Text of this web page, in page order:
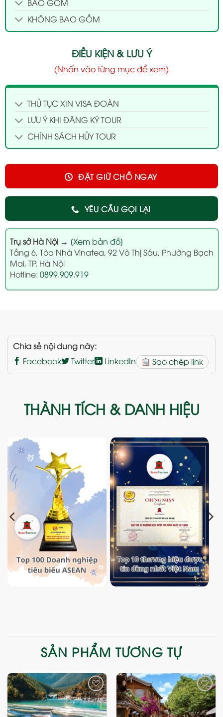
BAO GỒM
KHÔNG BAO GỒM
ĐIỀU KIỆN & LƯU Ý
(Nhấn vào từng mục để xem)
THỦ TỤC XIN VISA ĐOÀN
LƯU Ý KHI ĐĂNG KÝ TOUR
CHÍNH SÁCH HỦY TOUR
YÊU CẦU GỌI LẠI
ĐẶT GIỮ CHỖ NGAY
Trụ sở Hà Nội→ [Xem bản đồ]
Tầng 6, Tòa Nhà Vinatea, 92 Võ Thị Sáu, Phường Bạch
Mai, TP. Hà Nội
Hotline: 0899.909.919
Chia sẻ nội dung này:
Facebook
Twitter LinkedIn Sao chép link
THÀNH TÍCH & DANH HIỆU
SẢN PHẨM TƯƠNG TỰ
Add
to
wishlist
Add
to
wishlist